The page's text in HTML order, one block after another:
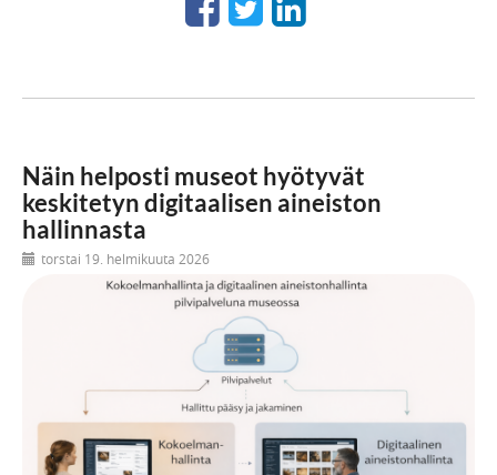
Näin helposti museot hyötyvät
keskitetyn digitaalisen aineiston
hallinnasta
torstai 19. helmikuuta 2026